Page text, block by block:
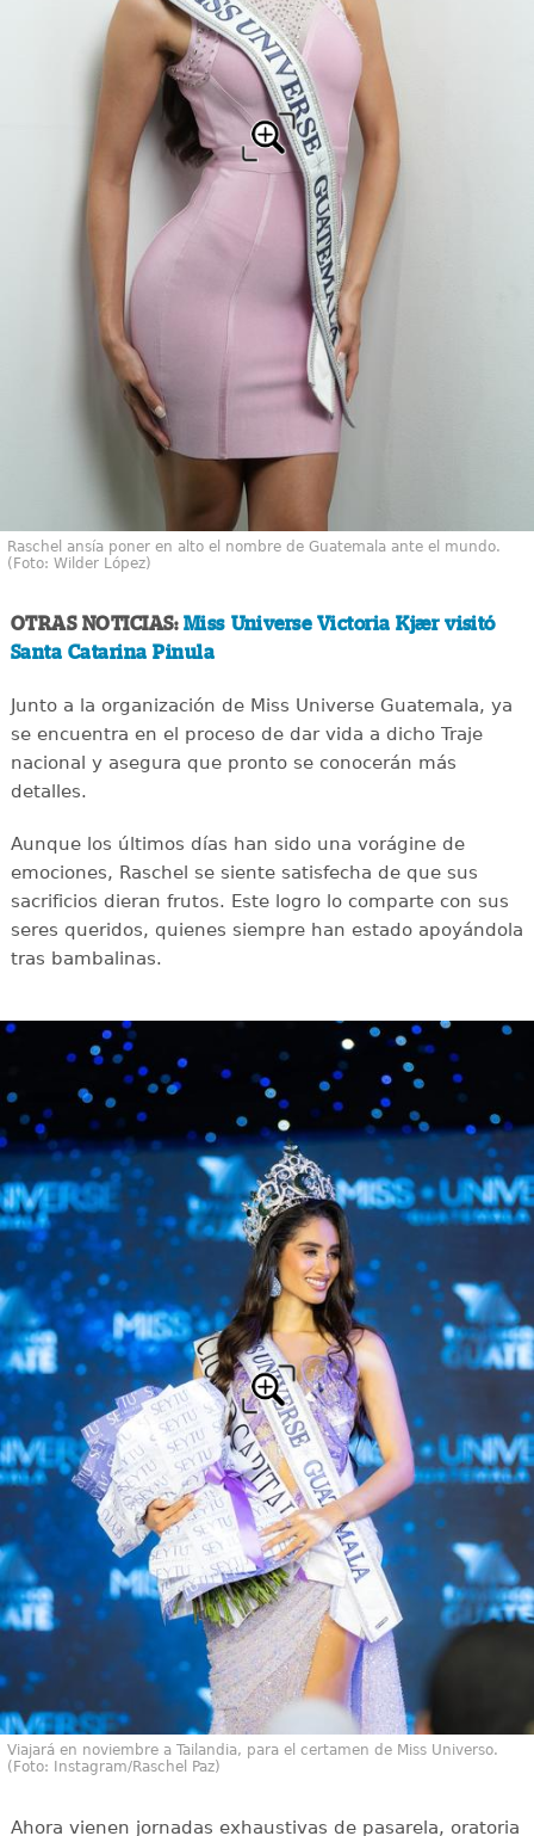
Raschel ansía poner en alto el nombre de Guatemala ante el mundo.
(Foto: Wilder López)
OTRAS NOTICIAS: Miss Universe Victoria Kjær visitó
Santa Catarina Pinula
Junto a la organización de Miss Universe Guatemala, ya
se encuentra en el proceso de dar vida a dicho Traje
nacional y asegura que pronto se conocerán más
detalles.
Aunque los últimos días han sido una vorágine de
emociones, Raschel se siente satisfecha de que sus
sacrificios dieran frutos. Este logro lo comparte con sus
seres queridos, quienes siempre han estado apoyándola
tras bambalinas.
Viajará en noviembre a Tailandia, para el certamen de Miss Universo.
(Foto: Instagram/Raschel Paz)
Ahora vienen jornadas exhaustivas de pasarela, oratoria